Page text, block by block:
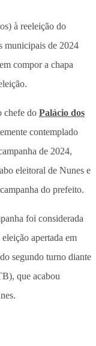
à reeleição do
municipais de 2024
compor a chapa
chefe do Palácio dos
contemplado
de 2024,
eleitoral de Nunes e
do prefeito.
foi considerada
apertada em
segundo turno diante
que acabou